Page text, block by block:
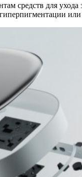
средств для
гиперпигментации